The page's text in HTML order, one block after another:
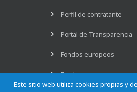
Este sitio web utiliza cookies propias y
Perfil de contratante
Portal de Transparencia
Fondos europeos
Empleo